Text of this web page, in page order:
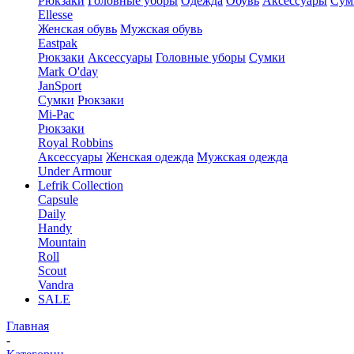
Ellesse
Женская обувь Мужская обувь
Eastpak
Рюкзаки Аксессуары Головные уборы Сумки
Mark O'day
JanSport
Сумки Рюкзаки
Mi-Pac
Рюкзаки
Royal Robbins
Аксессуары Женская одежда Мужская одежда
Under Armour
Lefrik Collection
Capsule
Daily
Handy
Mountain
Roll
Scout
Vandra
SALE
Главная
-